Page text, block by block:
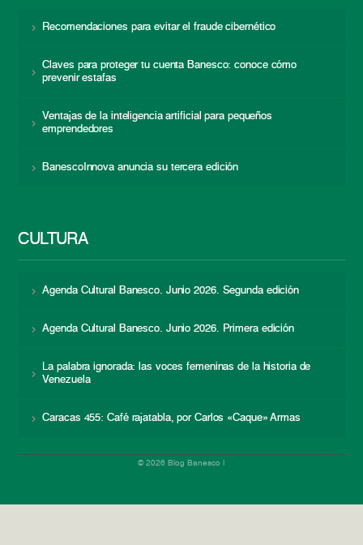
Recomendaciones para evitar el fraude cibernético
Claves para proteger tu cuenta Banesco: conoce cómo
prevenir estafas
Ventajas de la inteligencia artificial para pequeños
emprendedores
BanescoInnova anuncia su tercera edición
CULTURA
Agenda Cultural Banesco. Junio 2026. Segunda edición
Agenda Cultural Banesco. Junio 2026. Primera edición
La palabra ignorada: las voces femeninas de la historia de
Venezuela
Caracas 455: Café rajatabla, por Carlos «Caque» Armas
© 2026 Blog Banesco |